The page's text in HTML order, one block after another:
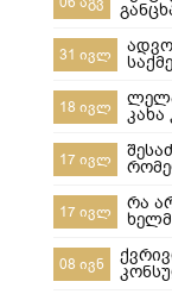
31 ივლ
18 ივლ
17 ივლ
17 ივლ რა
08 ივნ